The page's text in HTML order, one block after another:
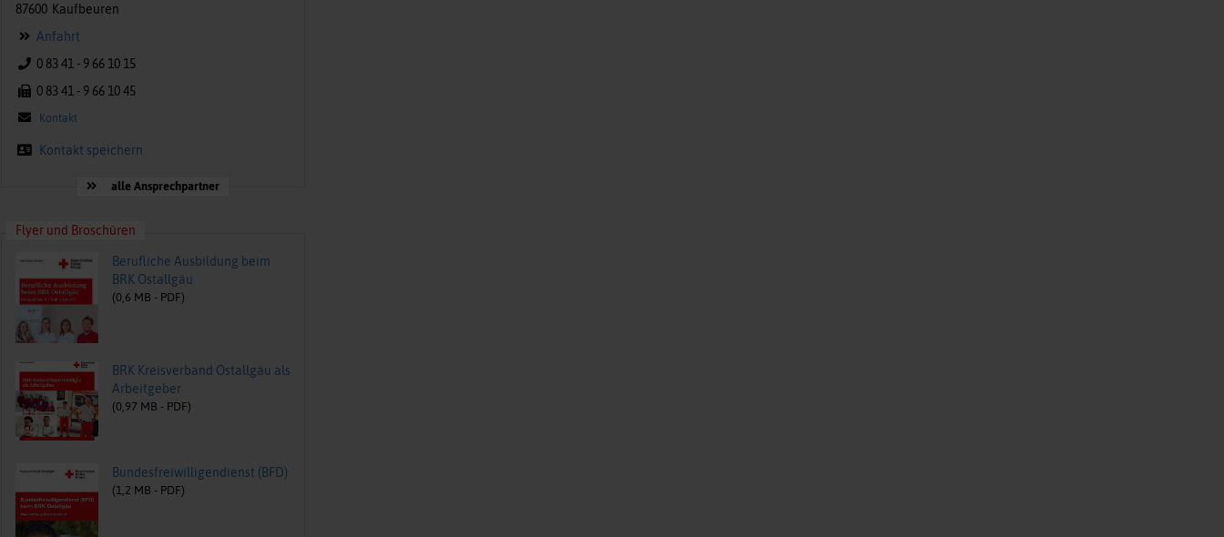
87600 Kaufbeuren
Anfahrt
0 83 41 - 9 66 10 15
0 83 41 - 9 66 10 45
Kontakt
Kontakt speichern
alle Ansprechpartner
Flyer und Broschüren
Berufliche Ausbildung beim
BRK Ostallgäu
(0,6 MB - PDF)
BRK Kreisverband Ostallgäu als
Arbeitgeber
(0,97 MB - PDF)
Bundesfreiwilligendienst (BFD)
(1,2 MB - PDF)